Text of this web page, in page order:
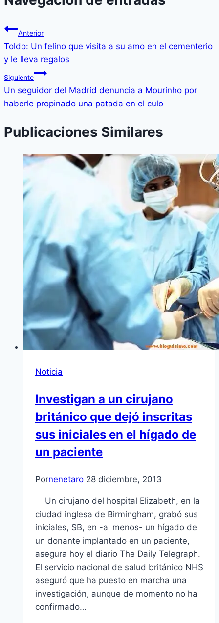
Anterior
Toldo: Un felino que visita a su amo en el cementerio
y le lleva regalos
Siguiente
Un seguidor del Madrid denuncia a Mourinho por
haberle propinado una patada en el culo
Publicaciones Similares
Noticia
Investigan a un cirujano
británico que dejó inscritas
sus iniciales en el hígado de
un paciente
Pornenetaro 28 diciembre, 2013
Un cirujano del hospital Elizabeth, en la
ciudad inglesa de Birmingham, grabó sus
iniciales, SB, en -al menos- un hígado de
un donante implantado en un paciente,
asegura hoy el diario The Daily Telegraph.
El servicio nacional de salud británico NHS
aseguró que ha puesto en marcha una
investigación, aunque de momento no ha
confirmado…